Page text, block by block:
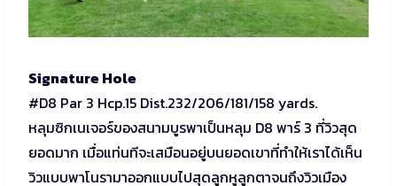
Signature Hole
#D8 Par 3 Hcp.15 Dist.232/206/181/158 yards.
หลุมซิกเนเจอร์ของสนามบูรพาเป็นหลุม D8 พาร์ 3 ที่วิวสุด
ยอดมาก เมื่อแท่นทีจะเสมือนอยู่บนยอดเขาที่ทำให้เราได้เห็น
วิวแบบพาโนรามาออกแบบไปสุดลูกหูลูกตาจนถึงวิวเมือง